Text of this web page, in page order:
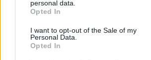
grant or deny consent to Google and its
use your data for below specified purposes
consent section.
personal data.
Opted In
I want to opt-out of the Sale of my
Personal Data.
Opted In
που ντύνεσαι